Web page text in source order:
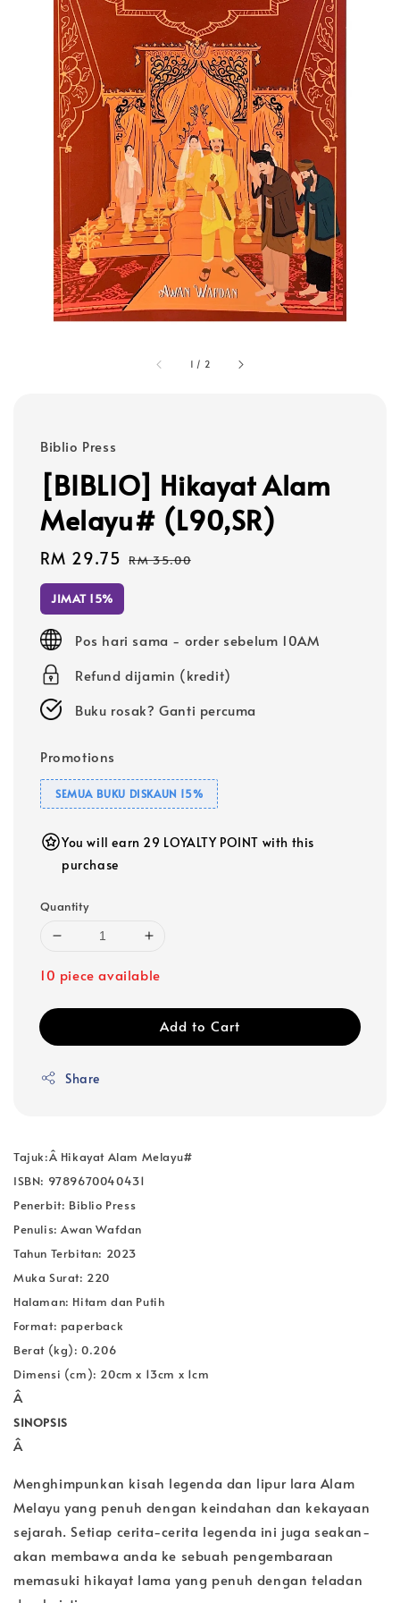
1 / 2
Biblio Press
[BIBLIO] Hikayat Alam
Melayu# (L90,SR)
Sale
price
RM 29.75 Regular
RM 35.00
JIMAT 15%
Pos hari sama - order sebelum 10AM
Refund dijamin (kredit)
Buku rosak? Ganti percuma
Promotions
SEMUA BUKU DISKAUN 15%
You will earn 29 LOYALTY POINT with this
purchase
Quantity
10 piece available
Add to Cart
Share
Tajuk:Â Hikayat Alam Melayu#
ISBN: 9789670040431
Penerbit: Biblio Press
Penulis: Awan Wafdan
Tahun Terbitan: 2023
Muka Surat: 220
Halaman: Hitam dan Putih
Format: paperback
Berat (kg): 0.206
Dimensi (cm): 20cm x 13cm x 1cm
Â
SINOPSIS
Â
Menghimpunkan kisah legenda dan lipur lara Alam
Melayu yang penuh dengan keindahan dan kekayaan
sejarah. Setiap cerita-cerita legenda ini juga seakan-
akan membawa anda ke sebuah pengembaraan
memasuki hikayat lama yang penuh dengan teladan